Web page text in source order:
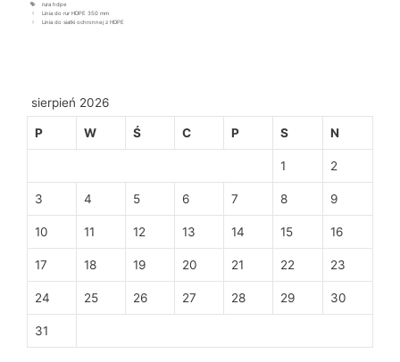
rura hdpe
Linia do rur HDPE 350 mm
Linia do siatki ochronnej z HDPE
sierpień 2026
P W Ś C P S N
1 2
3 4 5 6 7 8 9
10 11 12 13 14 15 16
17 18 19 20 21 22 23
24 25 26 27 28 29 30
31